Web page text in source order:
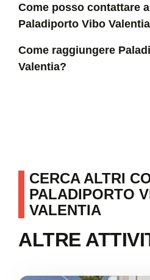
Come posso contattare
Paladiporto Vibo
Come raggiungere
Valentia?
CERCA ALTRI
PALADIPORTO
VALENTIA
ALTRE